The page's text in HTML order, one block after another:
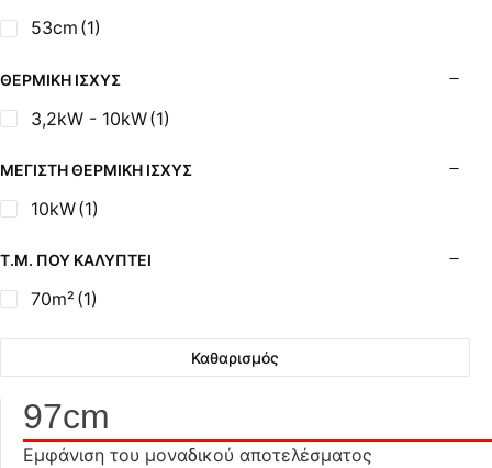
Σωλήνες (Μπουριά), Εξαρτήματα Σόμπας
Τζάκια - Εστίες
Ψησταριές
53cm (1)
ΘΕΡΜΙΚΉ ΙΣΧΎΣ
3,2kW - 10kW(1)
ΜΈΓΙΣΤΗ ΘΕΡΜΙΚΉ ΙΣΧΎΣ
10kW(1)
Τ.Μ. ΠΟΥ ΚΑΛΎΠΤΕΙ
70m² (1)
Καθαρισμός
97cm
Εμφάνιση του μοναδικού αποτελέσματος